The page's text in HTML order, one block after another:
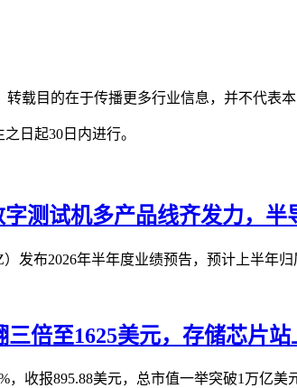
载目的在于传播更多行业信息，并不代表
日起30日内进行。
测试机多产品线齐发力，
发布2026年半年度业绩预告，预计上半年
倍至1625美元，存储芯片
收报895.88美元，总市值一举突破1万亿美